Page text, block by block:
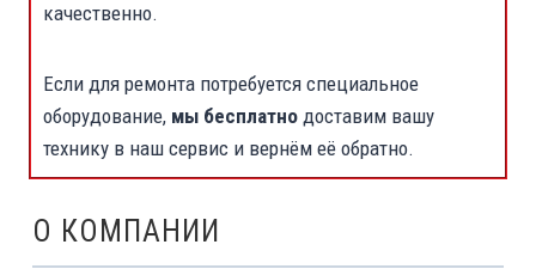
качественно.
Если для ремонта потребуется специальное
оборудование, мы бесплатно доставим вашу
технику в наш сервис и вернём её обратно.
О КОМПАНИИ